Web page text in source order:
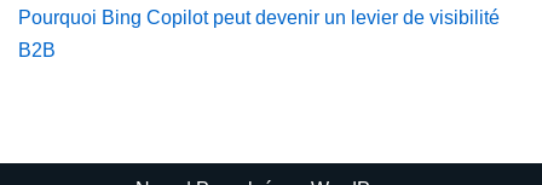
Pourquoi Bing Copilot peut devenir un levier de visibilité
B2B